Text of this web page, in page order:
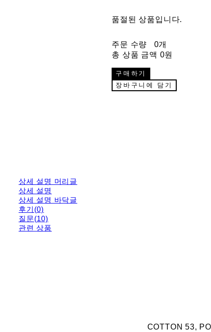
품절된 상품입니다.
주문 수량
0개
총 상품 금액 0원
구매하기
장바구니에 담기
상세 설명 머리글
상세 설명
상세 설명 바닥글
후기(0)
질문(10)
관련 상품
COTTON 53,